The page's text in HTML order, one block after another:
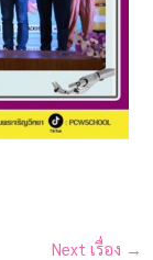
Next เรื่อง →